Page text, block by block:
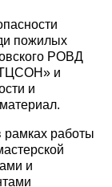
пожилых
РОВД
ТЦСОН» и
и
рамках работы
и